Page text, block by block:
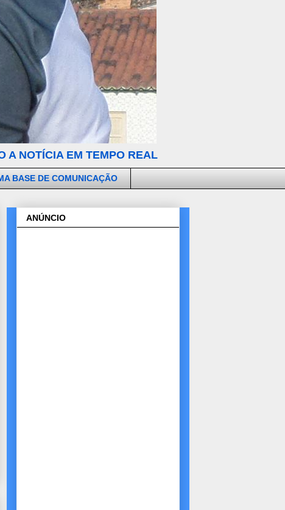
A NOTÍCIA EM TEMPO REAL
BASE DE COMUNICAÇÃO
ANÚNCIO